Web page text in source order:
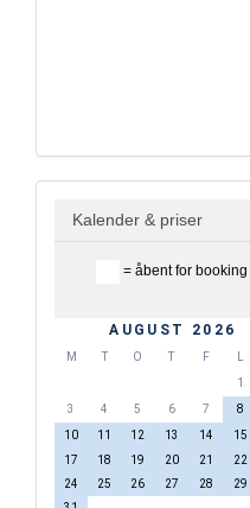
Kalender & priser
= åbent for booking
AUGUST 2026
M T O T F L
1
3
4 5 6 7 8
10
11 12 13 14 15
17
18 19 20 21 22
24
25 26 27 28 29